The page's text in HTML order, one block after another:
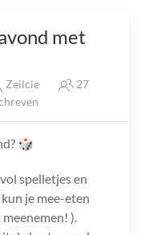
met
Zeilcie
27
🎲
spelletjes en
je mee-eten
).